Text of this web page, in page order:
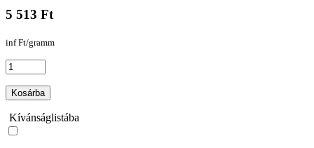
5 513 Ft
inf Ft/gramm
Kosárba
Kívánságlistába